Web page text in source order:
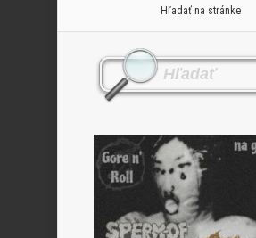
Hľadať na stránke